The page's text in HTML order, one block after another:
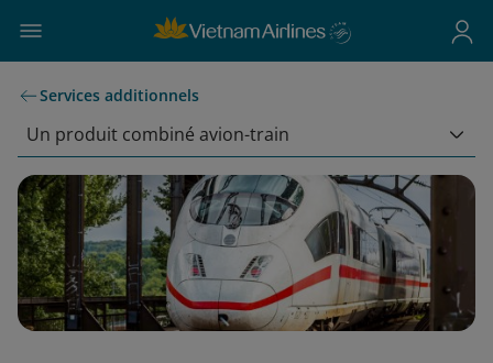
Services additionnels
Un produit combiné avion-train